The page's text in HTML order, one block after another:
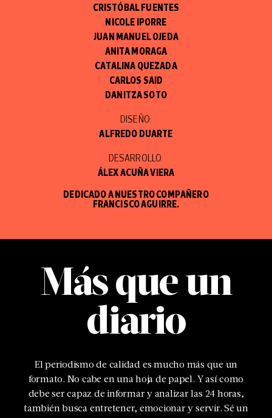
CRISTÓBAL FUENTES
NICOLE IPORRE
JUAN MANUEL OJEDA
ANITA MORAGA
CATALINA QUEZADA
CARLOS SAID
DANITZA SOTO
DISEÑO:
ALFREDO DUARTE
DESARROLLO:
ÁLEX ACUÑA VIERA
DEDICADO A NUESTRO COMPAÑERO
FRANCISCO AGUIRRE.
Más que un
diario
El periodismo de calidad es mucho más que un
formato. No cabe en una hoja de papel. Y así como
debe ser capaz de informar y analizar las 24 horas,
también busca entretener, emocionar y servir. Sé un